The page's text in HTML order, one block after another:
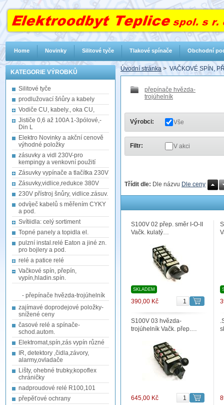
KATEGORIE VÝROBKŮ
Silitové tyče
prodlužovací šńůry a kabely
Vodiče CU, kabely., oka CU,
Jističe 0,6 až 100A 1-3pólové,-
Din L
Elektro Novinky a akční cenově
výhodné položky
zásuvky a vidl 230V-pro
kempingy a venkovní použití
Zásuvky vypínače a tlačítka 230V
Zásuvky,vidlice,redukce 380V
230V přístroj šnůry, vidlice.zásuv.
odvíječ kabelů s měřením CYKY
a pod.
Svítiidla: celý sortiment
Topné panely a topidla el.
pulzní instal.relé Eaton a jiné zn.
pro bojlery a pod.
relé a patice relé
Vačkové spín, přepín,
vypín,hladin.spín.
- přepínače hvězda-trojúhelník
zajímavé doprodejové položky-
snížené ceny
časové relé a spínače-
schod.autom.
Elektromat,spín,zás vypín různé
IR, detektory ,čidla,závory,
alarmy,ovladače
Lišty, ohebné trubky,kopoflex
chráničky
nadproudové relé R100,101
přepěťové ochrany
Úvodní stránka > VAČKOVÉ SPÍN,
přepínače hvězda-
trojúhelník
Výrobci: Vše
Filtr: V akci
Třídit dle: Dle názvu Dle ceny
S100V 02 přep. směr I-O-II
Vačk. kulatý…
SKLADEM
390,00 Kč
S100V 03 hvězda-
trojúhelník Vačk. přep.…
645,00 Kč
Home Novinky Silitové tyče Tlakové spínače Obchodní